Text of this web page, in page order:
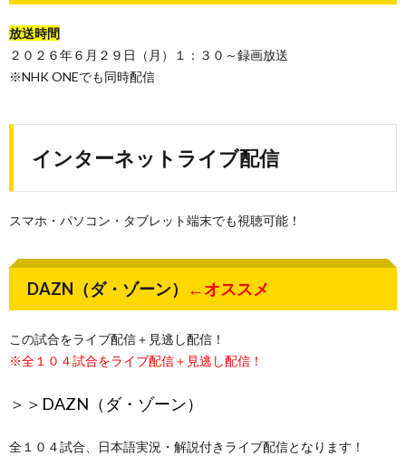
放送時間
２０２６年６月２９日（月）１：３０～録画放送
※NHK ONEでも同時配信
インターネットライブ配信
スマホ・パソコン・タブレット端末でも視聴可能！
DAZN（ダ・ゾーン） ←オススメ
この試合をライブ配信＋見逃し配信！
※全１０４試合をライブ配信＋見逃し配信！
＞＞ DAZN（ダ・ゾーン）
全１０４試合、日本語実況・解説付きライブ配信となります！